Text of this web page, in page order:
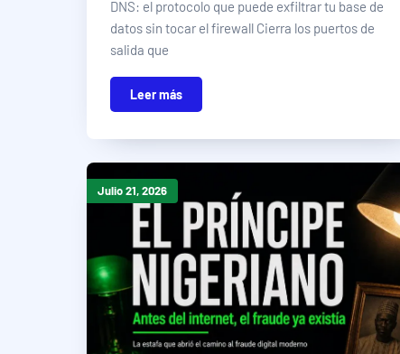
DNS: el protocolo que puede exfiltrar tu base de
datos sin tocar el firewall Cierra los puertos de
salida que
Leer más
Julio 21, 2026